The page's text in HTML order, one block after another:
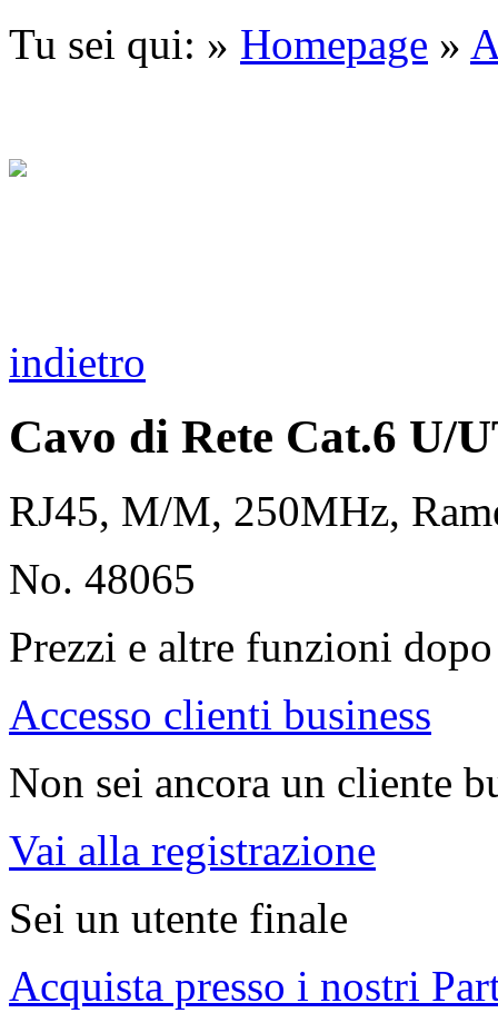
Tu sei qui: » Homepage »
indietro
Cavo di Rete Cat.6 U/
RJ45, M/M, 250MHz,
No. 48065
Prezzi e altre funzioni
Accesso clienti business
Non sei ancora un cliente
Vai alla registrazione
Sei un utente finale
Acquista presso i nostri